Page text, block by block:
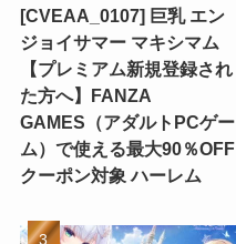
[CVEAA_0107] 巨乳 エン
ジョイサマー マキシマム
【プレミアム新規登録され
た方へ】FANZA
GAMES（アダルトPCゲー
ム）で使える最大90％OFF
クーポン対象 ハーレム